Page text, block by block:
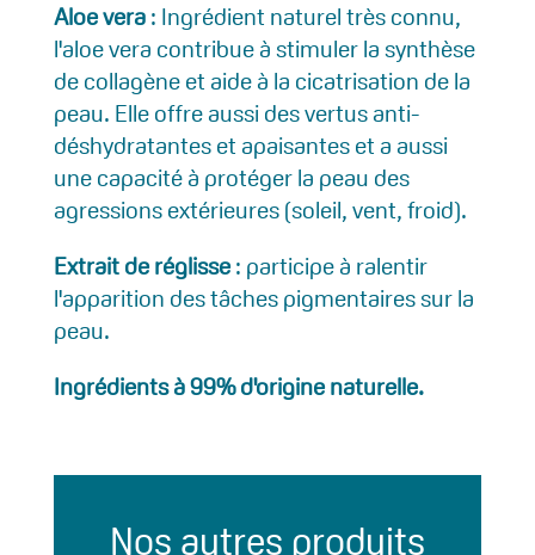
Aloe vera: Ingrédient naturel très connu,
l'aloe vera contribue à stimuler la synthèse
de collagène et aide à la cicatrisation de la
peau. Elle offre aussi des vertus anti-
déshydratantes et apaisantes et a aussi
une capacité à protéger la peau des
agressions extérieures (soleil, vent, froid).
Extrait de réglisse: participe à ralentir
l'apparition des tâches pigmentaires sur la
peau.
Ingrédients à 99% d'origine naturelle.
Nos autres produits